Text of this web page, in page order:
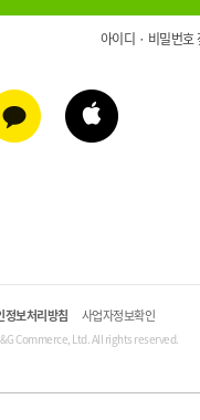
아이디 · 비밀번호
정보처리방침 사업자정보확인
Commerce, Ltd. All rights reserved.